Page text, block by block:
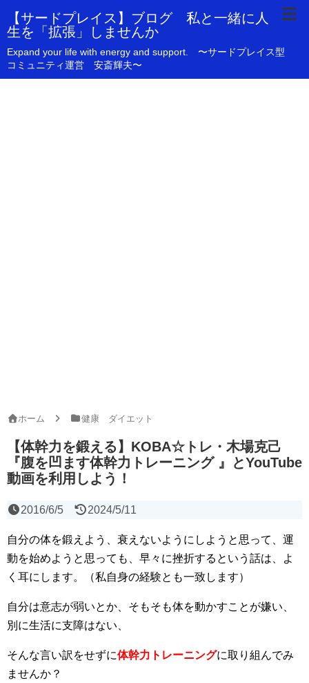
【サードプレイス】ブログ 私と一緒に人
生を「拡張」しませんか
Expand your life with energy and support. 〜サードプレイス型
コミュニティ運営 安斎輝夫〜
ホーム 健康 ダイエット
【体幹力を鍛える】KOBA☆トレ・木場克己
『腹を凹ます体幹力トレーニング 』とYouTube
動画を利用しよう！
2016/6/5 2024/5/11
自分の体を鍛えよう、衰えないようにしようと思って、運
動を始めようと思っても、早々に挫折するという話は、よ
く耳にします。（私自身の経験とも一致します）
自分は意志が弱いとか、そもそも体を動かすことが嫌い、
別に生活に支障はない、
そんな言い訳をせずに体幹力トレーニングに取り組んでみ
ませんか？